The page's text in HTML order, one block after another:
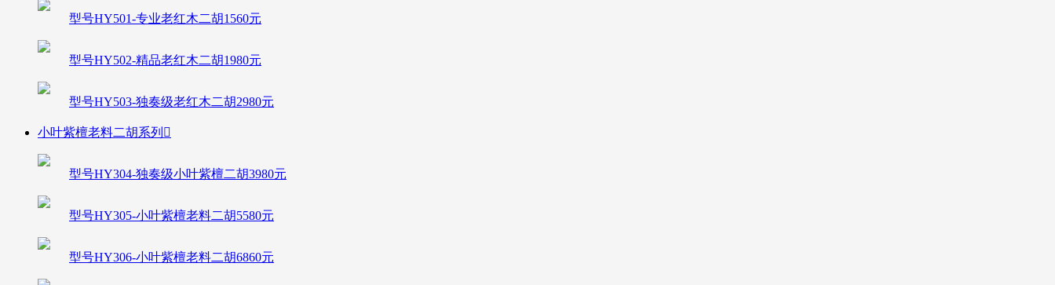
型号HY501-专业老红木二胡1560元
型号HY502-精品老红木二胡1980元
型号HY503-独奏级老红木二胡2980元
小叶紫檀老料二胡系列 
型号HY304-独奏级小叶紫檀二胡3980元
型号HY305-小叶紫檀老料二胡5580元
型号HY306-小叶紫檀老料二胡6860元